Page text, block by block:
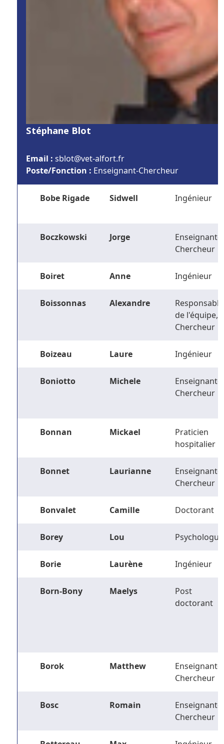
Stéphane Blot
Email : rf.trofla-tev@tolbs
Poste/Fonction : Enseignant-Chercheur
Bobe Rigade Sidwell Ingénieur
Boczkowski Jorge
Enseignant-
Chercheur
Boiret Anne Ingénieur
Boissonnas Alexandre
Responsable
de l'équipe,
Chercheur
Boizeau Laure Ingénieur
Boniotto Michele
Enseignant-
Chercheur
Bonnan Mickael
Praticien
hospitalier
Bonnet Laurianne
Enseignant-
Chercheur
Bonvalet Camille Doctorant
Borey Lou Psychologue
Borie Laurène Ingénieur
Born-Bony Maelys
Post
doctorant
Borok Matthew
Enseignant-
Chercheur
Bosc Romain
Enseignant-
Chercheur